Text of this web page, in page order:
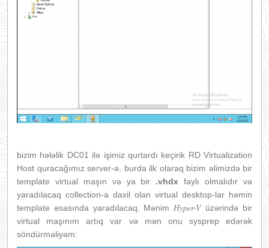
bizim hələlik DC01 ilə işimiz qurtardı keçirik RD Virtualization
Host quracağımız server-ə, burda ilk olaraq bizim əlimizdə bir
template virtual maşın və ya bir .vhdx faylı olmalıdır və
yaradılacaq collection-a daxil olan virtual desktop-lar həmin
template əsasında yaradılacaq. Mənim Hyper-Vüzərində bir
virtual maşınım artıq var və mən onu sysprep edərək
söndürməliyəm: